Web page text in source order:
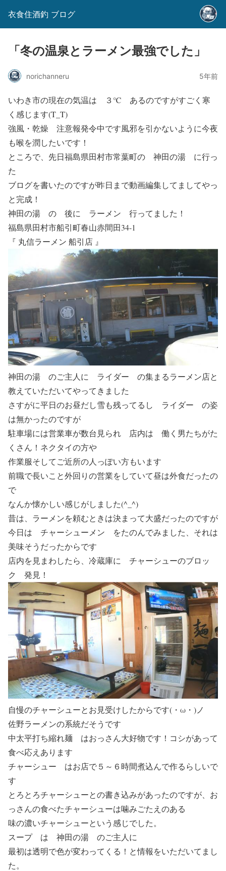
衣食住酒釣 ブログ
「冬の温泉とラーメン最強でした」
norichanneru 5年前
いわき市の現在の気温は ３℃ あるのですがすごく寒
く感じます(T_T)
強風・乾燥 注意報発令中です風邪を引かないように今夜
も喉を潤したいです！
ところで、先日福島県田村市常葉町の 神田の湯 に行っ
た
ブログを書いたのですが昨日まで動画編集してましてやっ
と完成！
神田の湯 の 後に ラーメン 行ってました！
福島県田村市船引町春山赤間田34-1
『 丸信ラーメン 船引店 』
神田の湯 のご主人に ライダー の集まるラーメン店と
教えていただいてやってきました
さすがに平日のお昼だし雪も残ってるし ライダー の姿
は無かったのですが
駐車場には営業車が数台見られ 店内は 働く男たちがた
くさん！ネクタイの方や
作業服そしてご近所の人っぽい方もいます
前職で長いこと外回りの営業をしていて昼は外食だったの
で
なんか懐かしい感じがしました(^_^)
昔は、ラーメンを頼むときは決まって大盛だったのですが
今日は チャーシューメン をたのんでみました、それは
美味そうだったからです
店内を見まわしたら、冷蔵庫に チャーシューのブロッ
ク
発見！
自慢のチャーシューとお見受けしたからです(・ω・)ノ
佐野ラーメンの系統だそうです
中太平打ち縮れ麺 はおっさん大好物です！コシがあって
食べ応えあります
チャーシュー はお店で５～６時間煮込んで作るらしいで
す
とろとろチャーシューとの書き込みがあったのですが、お
っさんの食べたチャーシューは噛みごたえのある
味の濃いチャーシューという感じでした。
スープは 神田の湯 のご主人に
最初は透明で色が変わってくる！と情報をいただいてまし
た。